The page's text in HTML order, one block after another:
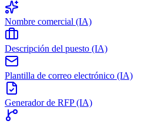
Nombre comercial (IA)
Descripción del puesto (IA)
Plantilla de correo electrónico (IA)
Generador de RFP (IA)